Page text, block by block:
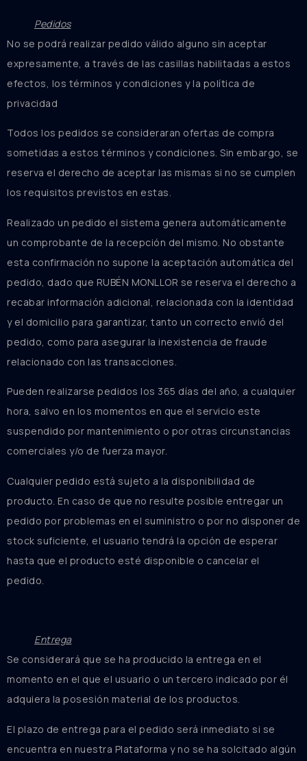
Pedidos
No se podrá realizar pedido válido alguno sin aceptar
expresamente, a través de las casillas habilitadas a estos
efectos, los términos y condiciones y la política de
privacidad
Todos los pedidos se consideraran ofertas de compra
sometidas a estos términos y condiciones. Sin embargo, se
reserva el derecho de aceptar las mismas si no se cumplen
los requisitos previstos en estas.
Realizado un pedido el sistema genera automáticamente
un comprobante de la recepción del mismo. No obstante
esta confirmación no supone la aceptación automática del
pedido, dado que RUBÉN MONLLOR se reserva el derecho a
recabar información adicional, relacionada con la identidad
y el domicilio para garantizar, tanto un correcto envió del
pedido, como para asegurar la inexistencia de fraude
relacionado con las transacciones.
Pueden realizarse pedidos los 365 días del año, a cualquier
hora, salvo en los momentos en que el servicio este
suspendido por mantenimiento o por otras circunstancias
comerciales y/o de fuerza mayor.
Cualquier pedido está sujeto a la disponibilidad de
producto. En caso de que no resulte posible entregar un
pedido por problemas en el suministro o por no disponer de
stock suficiente, el usuario tendrá la opción de esperar
hasta que el producto esté disponible o cancelar el
pedido.
Entrega
Se considerará que se ha producido la entrega en el
momento en el que el usuario o un tercero indicado por él
adquiera la posesión material de los productos.
El plazo de entrega para el pedido será inmediato si se
encuentra en nuestra Plataforma y no se ha solcitado algún